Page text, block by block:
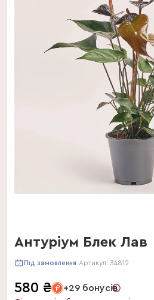
Антуріум Блек Лав
Під замовлення Артикул: 34812
580 ₴ +29 бонусів